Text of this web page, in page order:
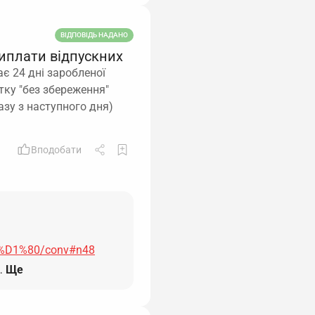
ВІДПОВІДЬ НАДАНО
відпускних
24 дні заробленої
"без збереження"
з наступного дня)
Вподобати
conv#n48
Ще